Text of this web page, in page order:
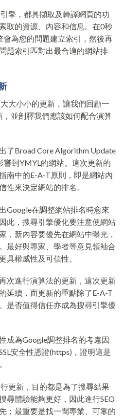
擎，都具擷取及轉譯網頁的功
取的資源、內容和信息。在0秒
為您的問題建立索引，然後再
題索引匹對出最合適的網站排
大小小的更新，讓我們回顧一
並剖釋我們應該如何配合演算
了Broad Core Algorithm Update
響到YMYL的網站。這次更新的
南中的E-A-T原則，即是網站內
性來決定網站的排名。
Google在調整網站排名時愈來
此，搜尋引擎優化要注意使網站
，新內容要優先在網站中曝光，
最好與專家、學者等意見領袖合
具權威性及可信性。
次進行演算法的更新，這次更新
延續，而更新的重點除了E-A-T
是否值得信任亦成為搜尋引擎優
成為Google調整排名的考慮因
安全性憑證(https)，證明這是
更新，目的都是為了搜尋結果
尋體驗能夠更好，因此進行SEO
；最重要是找一間專業、可靠的